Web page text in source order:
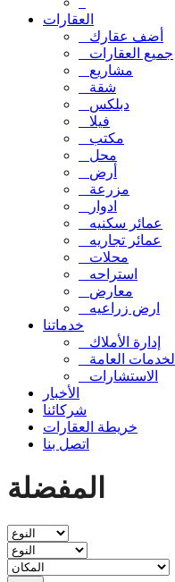
العقارات
أضف عقارك
جميع العقارات
مشاريع
شقة
دبلكس
فيلا
مكتب
محل
أرض
مزرعة
ادوار
عمائر سكنيه
عمائر تجاريه
محلات
استراحه
معارض
ارض زراعيه
خدماتنا
إدارة الأملاك
الخدمات العامة
الاستشارات
الأخبار
شركائنا
خريطة العقارات
اتصل بنا
المفضلة